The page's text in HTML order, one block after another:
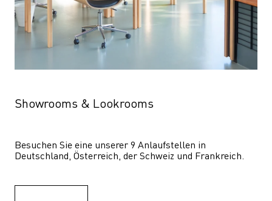
Showrooms & Lookrooms
Besuchen Sie eine unserer 9 Anlaufstellen in
Deutschland, Österreich, der Schweiz und Frankreich.